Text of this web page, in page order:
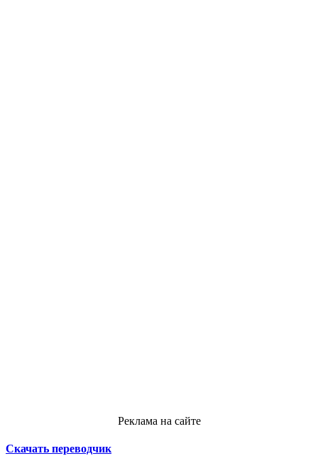
Реклама на сайте
Скачать переводчик